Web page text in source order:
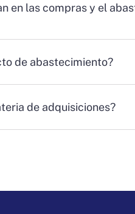
en las compras y el
de abastecimiento?
de adquisiciones?